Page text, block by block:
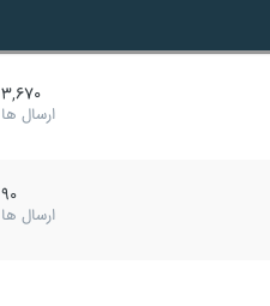
3,670
ارسال ها
90
ارسال ها